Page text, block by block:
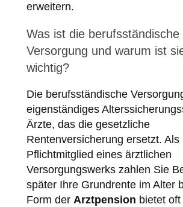
erweitern.
Was ist die berufsständische
Versorgung und warum ist
wichtig?
Die berufsständische
eigenständiges
Ärzte, das die gesetzliche
Rentenversicherung ersetzt. Als
Pflichtmitglied eines ärztlichen
Versorgungswerks zahlen Sie
später Ihre Grundrente im Alter
Form der Arztpension bietet